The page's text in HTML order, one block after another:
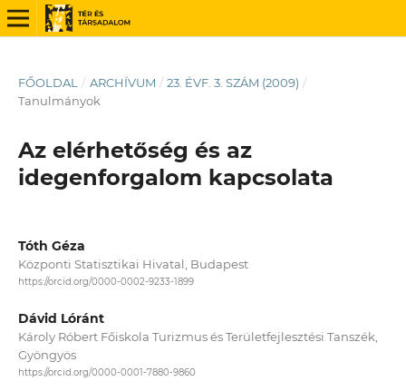
FŐOLDAL / ARCHÍVUM / 23. ÉVF. 3. SZÁM (2009) /
Tanulmányok
Az elérhetőség és az
idegenforgalom kapcsolata
Tóth Géza
Központi Statisztikai Hivatal, Budapest
https://orcid.org/0000-0002-9233-1899
Dávid Lóránt
Károly Róbert Főiskola Turizmus és Területfejlesztési Tanszék,
Gyöngyös
https://orcid.org/0000-0001-7880-9860